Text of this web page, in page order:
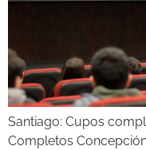
Santiago: Cupos
Completos